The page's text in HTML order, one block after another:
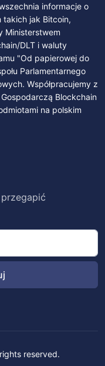
informacje o
jak Bitcoin,
Ministerstwem
DLT i waluty
"Od papierowej do
Parlamentarnego
Współpracujemy z
Blockchain
na polskim
reserved.